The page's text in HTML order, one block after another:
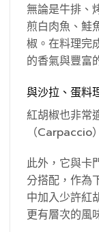
無論是牛排、
煎白肉魚、鮭
椒。在料理完
的香氣與豐富
與沙拉、蛋料
紅胡椒也非常
（Carpaccio
此外，它與卡
分搭配，作為
中加入少許紅
更有層次的風